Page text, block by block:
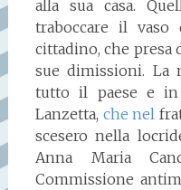
alla sua casa.
traboccare il vaso
cittadino, che presa
sue dimissioni. La
tutto il paese e in
Lanzetta, che nel
scesero nella
Anna Maria
Commissione